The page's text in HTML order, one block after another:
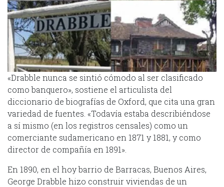
«Drabble nunca se sintió cómodo al ser clasificado
como banquero», sostiene el articulista del
diccionario de biografías de Oxford, que cita una gran
variedad de fuentes. «Todavía estaba describiéndose
a sí mismo (en los registros censales) como un
comerciante sudamericano en 1871 y 1881, y como
director de compañía en 1891».
En 1890, en el hoy barrio de Barracas, Buenos Aires,
George Drabble hizo construir viviendas de un